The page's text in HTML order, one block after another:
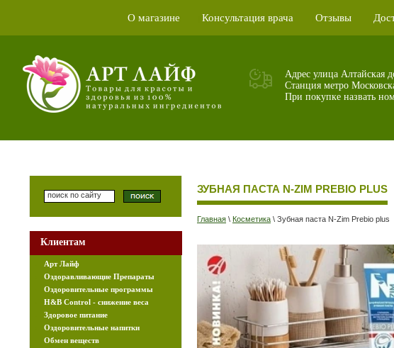
О магазине Консультация врача Отзывы
Адрес улица Алтайская
Станция метро
При покупке назвать
ЗУБНАЯ ПАСТА N-ZIM PRЕBIO РLUS
Главная \ Косметика \ Зубная паста N-Zim Prеbio рlus
Клиентам
Арт Лайф
Оздоравливающие Препараты
Оздоровительные программы
H&B Control - снижение веса
Здоровое питание
Оздоровительные напитки
Обмен веществ